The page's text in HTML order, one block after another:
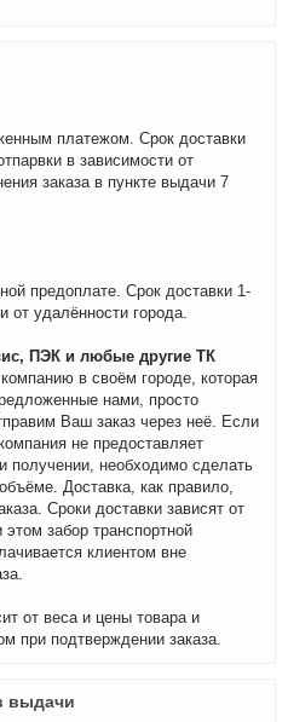
платежом. Срок доставки
в зависимости от
заказа в пункте выдачи 7
предоплате. Срок доставки 1-
от удалённости города.
ПЭК и любые другие ТК
в своём городе, которая
нами, просто
Ваш заказ через неё. Если
не предоставляет
получении, необходимо сделать
Доставка, как правило,
Сроки доставки зависят от
забор транспортной
клиентом вне
от веса и цены товара и
при подтверждении заказа.
выдачи